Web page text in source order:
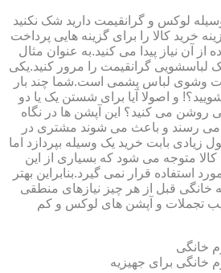
لوکس و گرانقیمت دارید شک نکنید
خرید کالا را برای گزینه هایی پرداخت
از آن نیاز پیدا می کنید.به عنوان مثال
لباسشویی گرانقیمت را مرور کنید.یکی
وشوی لباس پشمی است.شما چند بار
و اصولا آیا برای شستن یک یا دو
روشن می کنید؟ این آپشن ها در نگاه
می رسند و باعث می شوند مشتری در
زیادی بابت خرید یک وسیله بپردازد اما
کالا متوجه می شود که بسیاری از این
استفاده قرار نمی گیرد.بنابراین بهتر
قبل از هر چیز نیازهای منطقی
تجملات و آپشن های لوکس و کم
خانگی
خانگی برای جهیزیه